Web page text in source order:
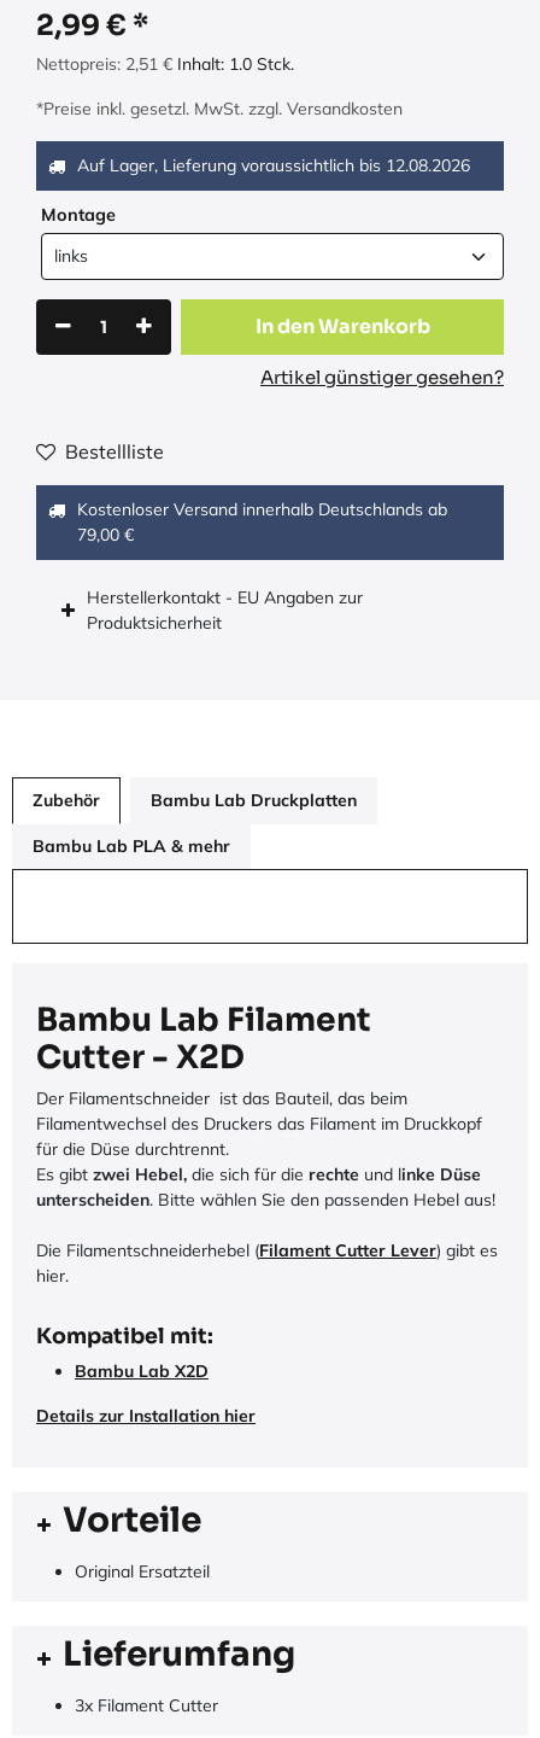
2,99 €
Nettopreis: 2,51 € Inhalt: 1.0 Stck.
*Preise inkl. gesetzl. MwSt. zzgl. Versandkosten
Auf Lager, Lieferung voraussichtlich bis 12.08.2026
Montage
In den Warenkorb
Artikel günstiger gesehen?
Bestellliste
Kostenloser Versand innerhalb Deutschlands ab
79,00 €
Herstellerkontakt - EU Angaben zur
Produktsicherheit
Zubehör Bambu Lab Druckplatten
Bambu Lab PLA & mehr
Bambu Lab Filament
Cutter - X2D
Der Filamentschneider ist das Bauteil, das beim
Filamentwechsel des Druckers das Filament im Druckkopf
für die Düse durchtrennt.
Es gibt zwei Hebel, die sich für die rechte und linke Düse
unterscheiden. Bitte wählen Sie den passenden Hebel aus!
Die Filamentschneiderhebel (Filament Cutter Lever) gibt es
hier.
Kompatibel mit:
Bambu Lab X2D
Details zur Installation hier
Vorteile
Original Ersatzteil
Lieferumfang
3x Filament Cutter